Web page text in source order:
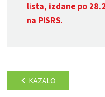
lista, izdane po
na PISRS.
KAZALO